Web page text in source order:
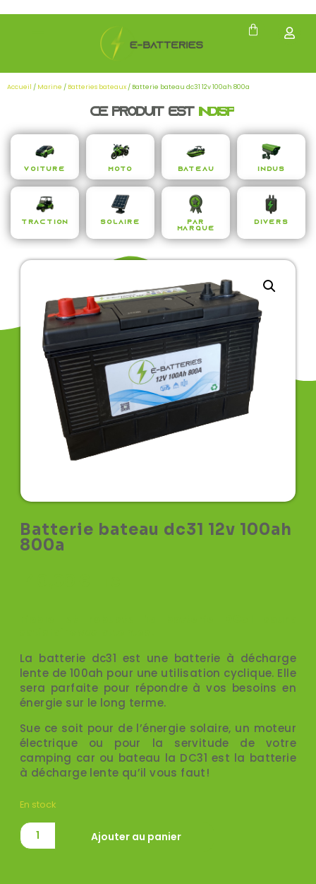
Accueil / Marine / Batteries bateaux / Batterie bateau dc31 12v 100ah 800a
Ce produit estindispen
Voiture Moto Bateau Indus
Traction Solaire
Par
Marque
Divers
Batterie bateau dc31 12v 100ah
800a
La batterie dc31 est une batterie à décharge
lente de 100ah pour une utilisation cyclique. Elle
sera parfaite pour répondre à vos besoins en
énergie sur le long terme.
Sue ce soit pour de l’énergie solaire, un moteur
électrique ou pour la servitude de votre
camping car ou bateau la DC31 est la batterie
à décharge lente qu’il vous faut!
En stock
Ajouter au panier